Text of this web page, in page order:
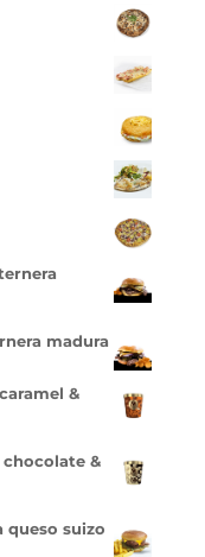
madura
&
&
queso suizo